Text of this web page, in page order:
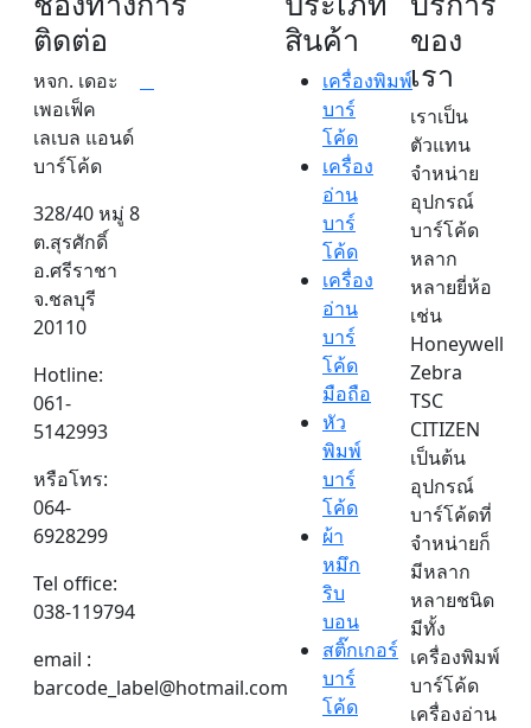
ติดต่อ
หจก. เดอะ
เพอเฟ็ค
เลเบล แอนด์
บาร์โค้ด
328/40 หมู่ 8
ต.สุรศักดิ์
อ.ศรีราชา
จ.ชลบุรี
20110
Hotline:
061-
5142993
หรือโทร:
064-
6928299
Tel office:
038-119794
email :
barcode_label@hotmail.com
สินค้า
เครื่องพิมพ์
บาร์
โค้ด
เครื่อง
อ่าน
บาร์
โค้ด
เครื่อง
อ่าน
บาร์
โค้ด
มือถือ
หัว
พิมพ์
บาร์
โค้ด
ผ้า
หมึก
ริบ
บอน
สติ๊กเกอร์
บาร์
โค้ด
ของ
เรา
เราเป็น
ตัวแทน
จำหน่าย
อุปกรณ์
บาร์โค้ด
หลาก
หลายยี่ห้อ
เช่น
Honeywell
Zebra
TSC
CITIZEN
เป็นต้น
อุปกรณ์
บาร์โค้ดที่
จำหน่ายก็
มีหลาก
หลายชนิด
มีทั้ง
เครื่องพิมพ์
บาร์โค้ด
เครื่องอ่าน